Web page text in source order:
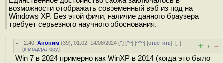
возможности отображать современный вэб из под на
Windows XP. Без этой фичи, наличие данного браузера
требует серьезного научного обоснования.
2.40 ,Аноним (39), 01:02, 14/08/2024 [^] [^^] [^^^] [ответить][↓]
[к модератору] + / –
Win 7 в 2024 примерно как WinXP в 2014 (когда это было